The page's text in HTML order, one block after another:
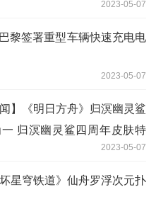
2023-05-07
黎签署重型车辆快速充电电
2023-05-07
闻】《明日方舟》归溟幽灵鲨
归溟幽灵鲨四周年皮肤特
2023-05-07
星穹铁道》仙舟罗浮次元扑